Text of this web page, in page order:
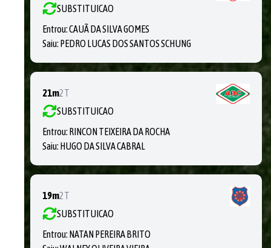
SUBSTITUICAO
Entrou:CAUÃ DA SILVA GOMES
Saiu: PEDRO LUCAS DOS SANTOS SCHUNG
21m2T
SUBSTITUICAO
Entrou: RINCON TEIXEIRA DA ROCHA
Saiu: HUGO DA SILVA CABRAL
19m2T
SUBSTITUICAO
Entrou: NATAN PEREIRA BRITO